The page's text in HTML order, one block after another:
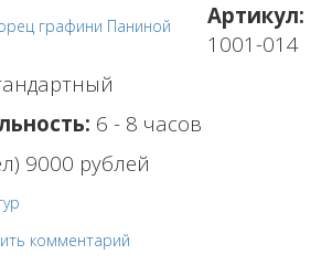
Артикул:
1001-014
6 - 8 часов
9000 рублей
комментарий